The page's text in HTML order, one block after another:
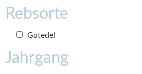
Rebsorte
Gutedel
Jahrgang